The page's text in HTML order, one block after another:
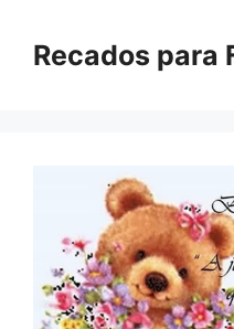
paraRecados para